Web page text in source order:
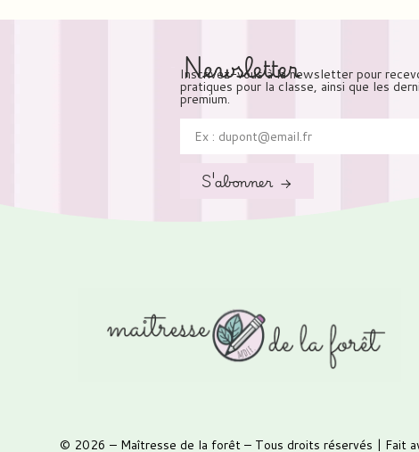
Newsletter
Inscrivez-vous à la newsletter pour
pratiques pour la classe, ainsi que les
premium.
S'abonner →
© 2026 – Maîtresse de la forêt – Tous droits réservés | Fait